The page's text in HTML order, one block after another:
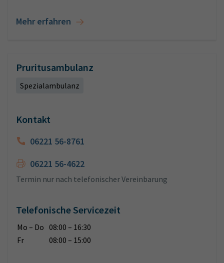
Mehr erfahren
Pruritusambulanz
Spezialambulanz
Kontakt
06221 56-8761
06221 56-4622
Termin nur nach telefonischer Vereinbarung
Telefonische Servicezeit
Mo – Do 08:00 – 16:30
Fr
08:00 – 15:00